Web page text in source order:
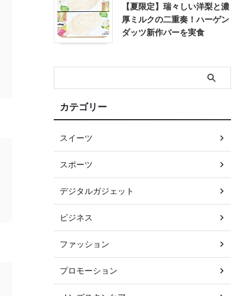
【夏限定】瑞々しい洋梨と濃
厚ミルクの二重奏！ハーゲン
ダッツ新作バーを実食
カテゴリー
スイーツ
スポーツ
デジタルガジェット
ビジネス
ファッション
プロモーション